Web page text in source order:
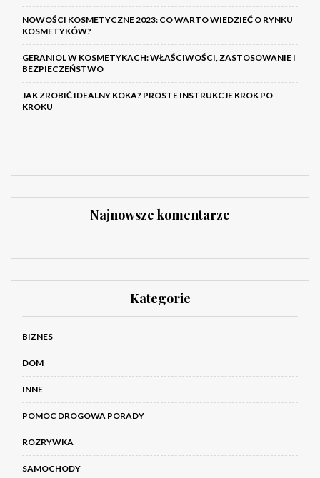
NOWOŚCI KOSMETYCZNE 2023: CO WARTO WIEDZIEĆ O RYNKU
KOSMETYKÓW?
GERANIOL W KOSMETYKACH: WŁAŚCIWOŚCI, ZASTOSOWANIE I
BEZPIECZEŃSTWO
JAK ZROBIĆ IDEALNY KOKA? PROSTE INSTRUKCJE KROK PO
KROKU
Najnowsze komentarze
Kategorie
BIZNES
DOM
INNE
POMOC DROGOWA PORADY
ROZRYWKA
SAMOCHODY